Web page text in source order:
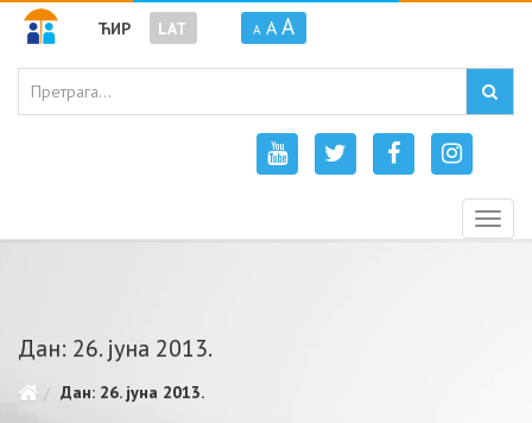
ЋИР LAT A A A
Дан: 26. јуна 2013.
Дан: 26. јуна 2013.